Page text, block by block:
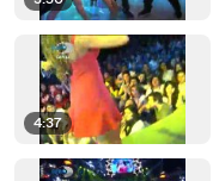
4:37